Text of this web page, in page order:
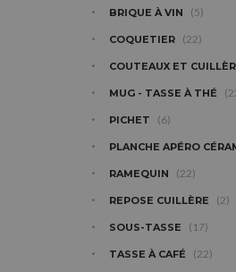
BRIQUE À VIN (5)
COQUETIER (22)
COUTEAUX ET
MUG - TASSE À THÉ
PICHET (6)
PLANCHE APÉRO
RAMEQUIN (22)
REPOSE CUILLÈRE (2)
SOUS-TASSE (17)
TASSE À CAFÉ (22)